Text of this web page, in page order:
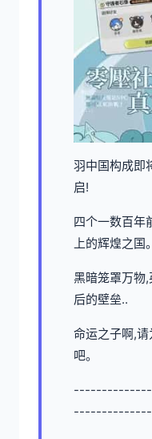
羽中国构成即
启!
四个一数百年
上的辉煌之国。
黑暗笼罩万物
后的壁垒..
命运之子啊,
吧。